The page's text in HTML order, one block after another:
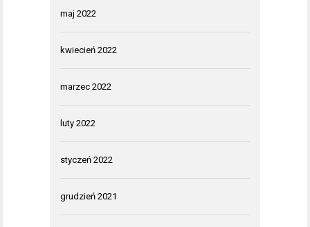
maj 2022
kwiecień 2022
marzec 2022
luty 2022
styczeń 2022
grudzień 2021